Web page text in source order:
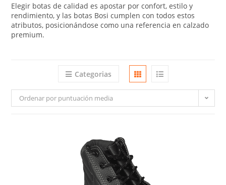
Elegir botas de calidad es apostar por confort, estilo y
rendimiento, y las botas Bosi cumplen con todos estos
atributos, posicionándose como una referencia en calzado
premium.
Categorias
Ordenar por puntuación media